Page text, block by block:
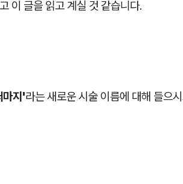
이 글을 읽고 계실 것 같습니다.
마지'라는 새로운 시술 이름에 대해 들으